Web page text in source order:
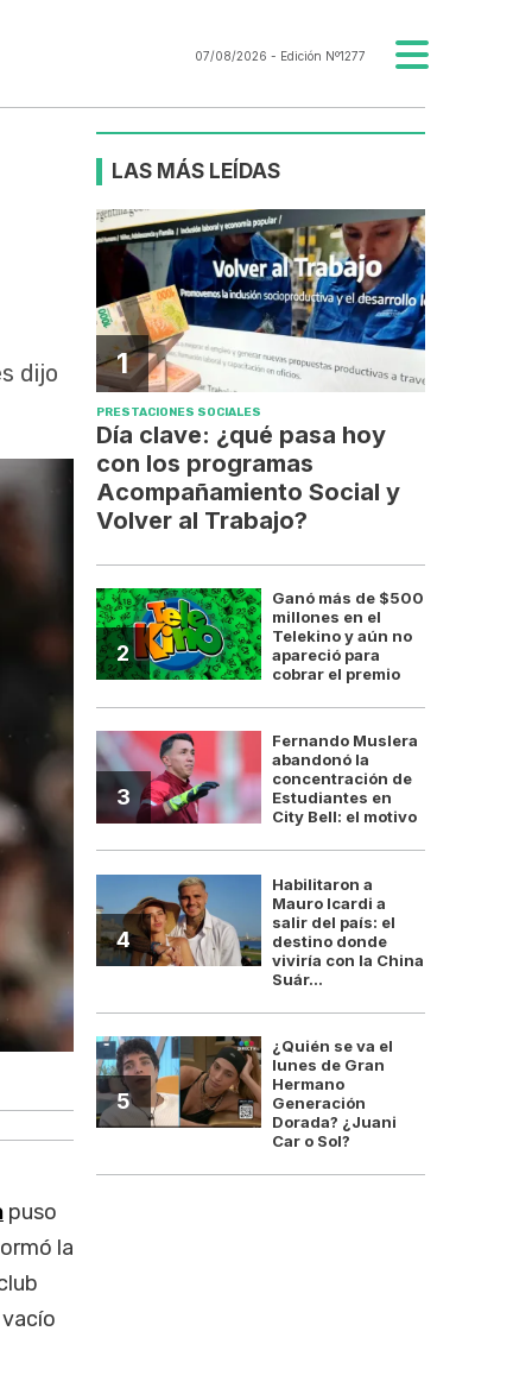
07/08/2026 - Edición Nº1277
dijo
puso
la
LAS MÁS LEÍDAS
1
PRESTACIONES SOCIALES
Día clave: ¿qué pasa hoy
con los programas
Acompañamiento Social y
Volver al Trabajo?
2
Ganó más de $500
millones en el
Telekino y aún no
apareció para
cobrar el premio
3
Fernando Muslera
abandonó la
concentración de
Estudiantes en
City Bell: el motivo
4
Habilitaron a
Mauro Icardi a
salir del país: el
destino donde
viviría con la China
Suár...
5
¿Quién se va el
lunes de Gran
Hermano
Generación
Dorada? ¿Juani
Car o Sol?